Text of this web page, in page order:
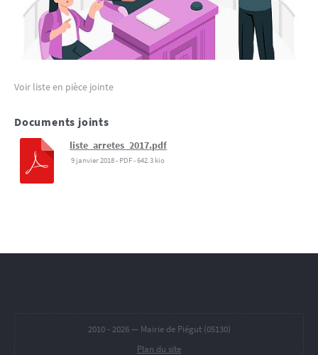
Voir liste en pièce jointe
Documents joints
liste_arretes_2017.pdf
9 janvier 2018- PDF-642.3 kio
2010 - 2026 — Mairie de Piégut (05130)
Plan du site